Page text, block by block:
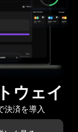
ウェイ
決済を導入